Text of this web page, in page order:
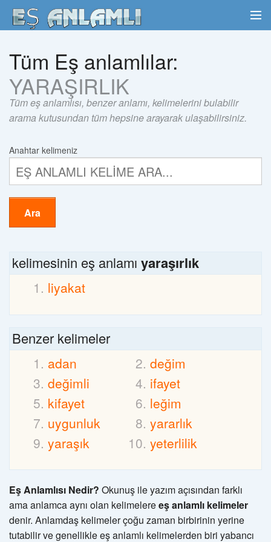
Tüm Eş anlamlılar:
YARAŞIRLIK
Tüm eş anlamlısı, benzer anlamı, kelimelerini bulabilir
arama kutusundan tüm hepsine arayarak ulaşabilirsiniz.
Anahtar kelimeniz
Ara
kelimesinin eş anlamı yaraşırlık
liyakat
Benzer kelimeler
adan
değim
değimli
ifayet
kifayet
leğim
uygunluk
yararlık
yaraşık
yeterlilik
Eş Anlamlısı Nedir? Okunuş ile yazım açısından farklı
ama anlamca aynı olan kelimelereeş anlamlı kelimeler
denir. Anlamdaş kelimeler çoğu zaman birbirinin yerine
tutabilir ve genellikle eş anlamlı kelimelerden biri yabancı